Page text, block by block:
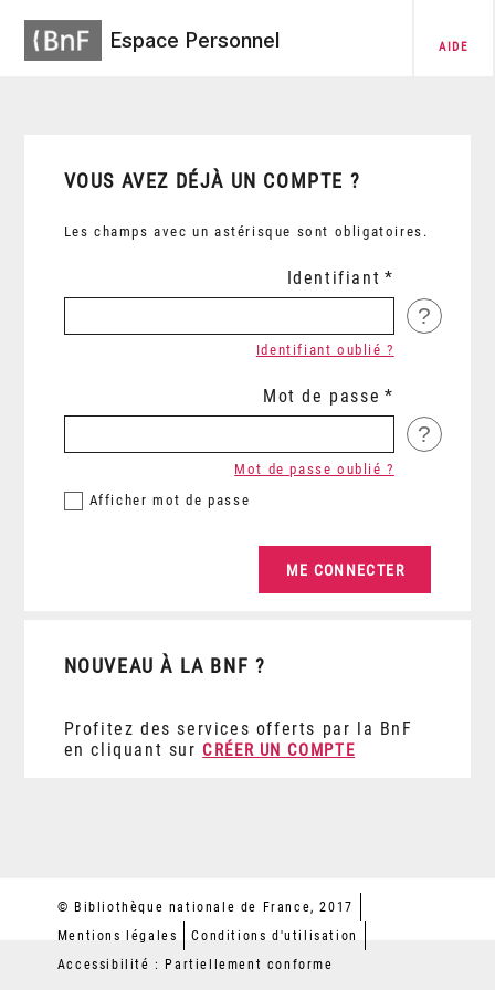
Espace Personnel AIDE
VOUS AVEZ DÉJÀ UN COMPTE ?
Les champs avec un astérisque sont obligatoires.
Identifiant
?
Identifiant oublié ?
Mot de passe
?
Afficher mot de passe
Mot de passe oublié ?
NOUVEAU À LA BNF ?
Profitez des services offerts par la BnF
en cliquant sur CRÉER UN COMPTE
© Bibliothèque nationale de France, 2017
Mentions légales
Conditions d'utilisation
Accessibilité : Partiellement conforme